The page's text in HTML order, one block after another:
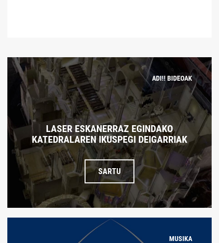
ADI!! BIDEOAK
LASER ESKANERRAZ EGINDAKO
KATEDRALAREN IKUSPEGI DEIGARRIAK
SARTU
MUSIKA